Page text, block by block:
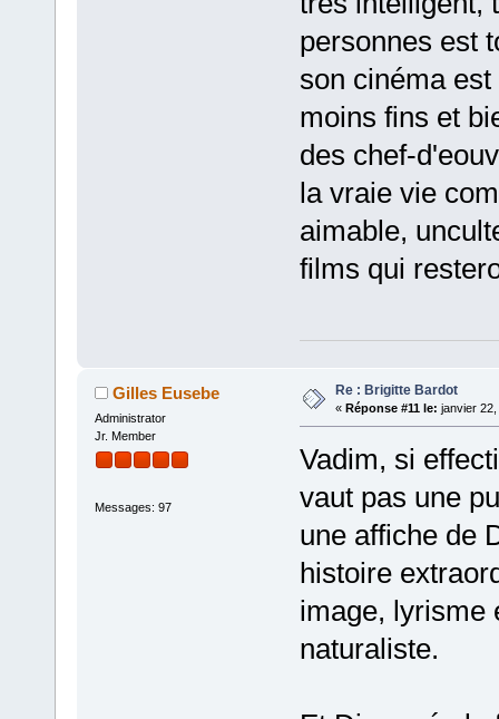
personnes est
son cinéma
moins fins et
des chef-
la vraie vie
aimable,
films qui
Gilles Eusebe
Administrator
Jr. Member
Messages: 97
Re : Brigitte Bardot
« Réponse #11 le: janvier
Vadim, si
vaut pas une
une affiche de
histoire
image, lyrisme
naturaliste.